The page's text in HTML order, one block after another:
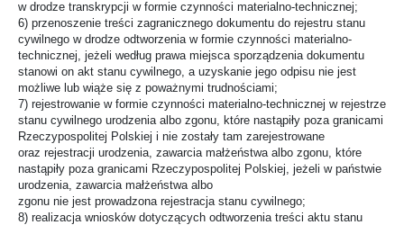
w drodze transkrypcji w formie czynności materialno-technicznej;
6) przenoszenie treści zagranicznego dokumentu do rejestru stanu
cywilnego w drodze odtworzenia w formie czynności materialno-
technicznej, jeżeli według prawa miejsca sporządzenia dokumentu
stanowi on akt stanu cywilnego, a uzyskanie jego odpisu nie jest
możliwe lub wiąże się z poważnymi trudnościami;
7) rejestrowanie w formie czynności materialno-technicznej w rejestrze
stanu cywilnego urodzenia albo zgonu, które nastąpiły poza granicami
Rzeczypospolitej Polskiej i nie zostały tam zarejestrowane
oraz rejestracji urodzenia, zawarcia małżeństwa albo zgonu, które
nastąpiły poza granicami Rzeczypospolitej Polskiej, jeżeli w państwie
urodzenia, zawarcia małżeństwa albo
zgonu nie jest prowadzona rejestracja stanu cywilnego;
8) realizacja wniosków dotyczących odtworzenia treści aktu stanu